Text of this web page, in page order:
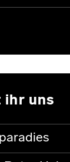
ihr uns